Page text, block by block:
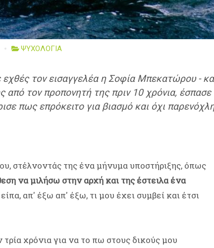
ΨΥΧΟΛΟΓΙΑ
τον εισαγγελέα η Σοφία Μπεκατώρου -
από τον προπονητή της πριν 10 χρόνια,
πως επρόκειτο για βιασμό και όχι
στέλνοντάς της ένα μήνυμα υποστήριξης, όπως
να μιλήσω στην αρχή και της έστειλα ένα
απ' έξω απ' έξω, τι μου έχει συμβεί και έτσι
χρόνια για να το πω στους δικούς μου